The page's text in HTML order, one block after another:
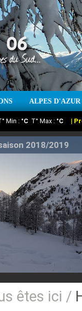
ALPES D'AZUR
Min :°CT° Max :°C |
sur 12 heures :cm
l'actualité des stations
êtes ici /